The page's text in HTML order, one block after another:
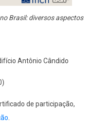
Brasil: diversos aspectos
Antônio Cândido
de participação,